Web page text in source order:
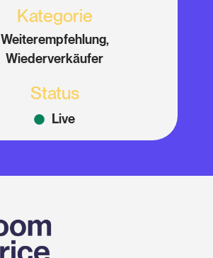
Kategorie
Weiterempfehlung,
Wiederverkäufer
Status
Live